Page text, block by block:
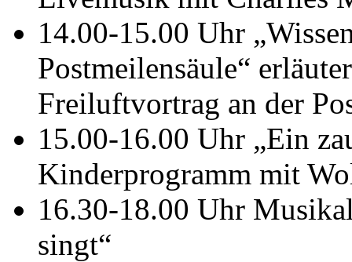
14.00-15.00 Uhr
Postmeilensäule“
Freiluftvortrag an der
15.00-16.00 Uhr „Ein
Kinderprogramm mit
16.30-18.00 Uhr
singt“